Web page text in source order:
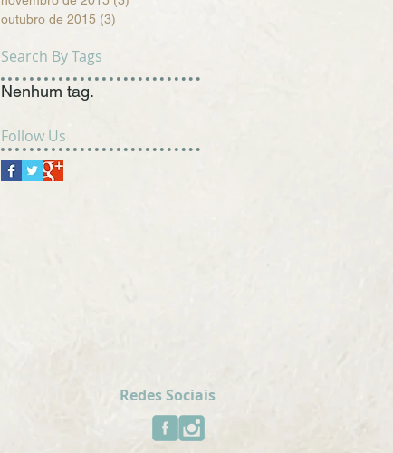
outubro de 2015 (3)
Search By Tags
Nenhum tag.
Follow Us
Redes Sociais